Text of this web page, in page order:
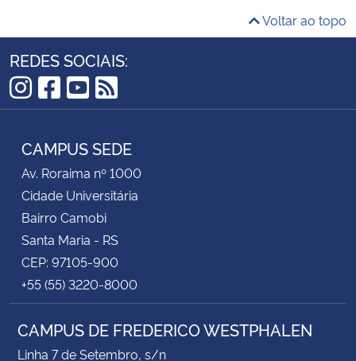
Voltar ao topo
REDES SOCIAIS:
Instagram
Facebook
YouTube
RSS
CAMPUS SEDE
Av. Roraima nº 1000
Cidade Universitária
Bairro Camobi
Santa Maria - RS
CEP: 97105-900
+55 (55) 3220-8000
CAMPUS DE FREDERICO WESTPHALEN
Linha 7 de Setembro, s/n